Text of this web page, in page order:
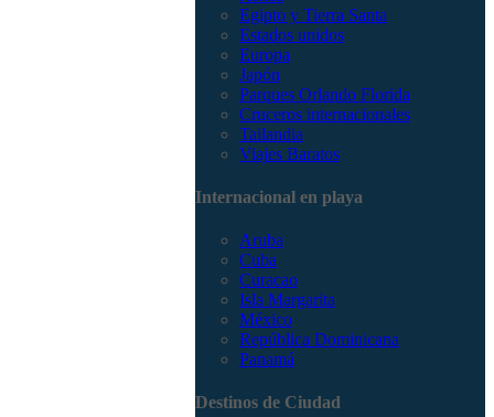
Egipto y Tierra Santa
Estados unidos
Europa
Japón
Parques Orlando Florida
Cruceros internacionales
Tailandia
Viajes Baratos
Internacional en playa
Aruba
Cuba
Curacao
Isla Margarita
México
República Dominicana
Panamá
Destinos de Ciudad